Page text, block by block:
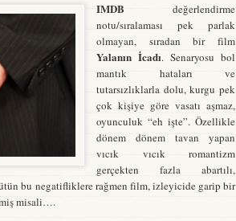
IMDB değerlendirme
notu/sıralaması pek parlak
olmayan, sıradan bir film
Yalanın İcadı. Senaryosu bol
mantık hataları ve
tutarsızlıklarla dolu, kurgu pek
çok kişiye göre vasatı aşmaz,
oyunculuk “eh işte”. Özellikle
dönem dönem tavan yapan
vıcık vıcık romantizm
gerçekten fazla abartılı,
bu negatifliklere rağmen film, izleyicide garip bir
misali….